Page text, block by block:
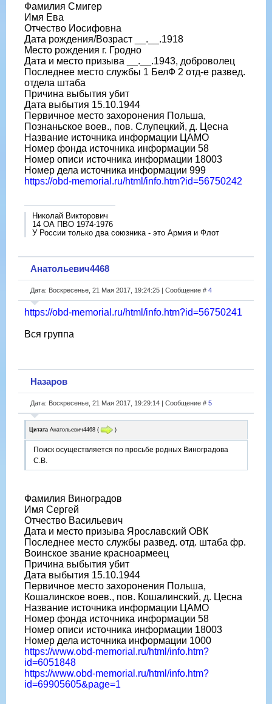
Фамилия Смигер
Имя Ева
Отчество Иосифовна
Дата рождения/Возраст __.__.1918
Место рождения г. Гродно
Дата и место призыва __.__.1943, доброволец
Последнее место службы 1 БелФ 2 отд-е развед.
отдела штаба
Причина выбытия убит
Дата выбытия 15.10.1944
Первичное место захоронения Польша,
Познаньское воев., пов. Слупецкий, д. Цесна
Название источника информации ЦАМО
Номер фонда источника информации 58
Номер описи источника информации 18003
Номер дела источника информации 999
https://obd-memorial.ru/html/info.htm?id=56750242
Николай Викторович
14 ОА ПВО 1974-1976
У России только два союзника - это Армия и Флот
Анатольевич4468
Дата: Воскресенье, 21 Мая 2017, 19:24:25 | Сообщение # 4
https://obd-memorial.ru/html/info.htm?id=56750241
Вся группа
Назаров
Дата: Воскресенье, 21 Мая 2017, 19:29:14 | Сообщение # 5
Цитата Анатольевич4468 ( )
Поиск осуществляется по просьбе родных Виноградова
С.В.
Фамилия Виноградов
Имя Сергей
Отчество Васильевич
Дата и место призыва Ярославский ОВК
Последнее место службы развед. отд. штаба фр.
Воинское звание красноармеец
Причина выбытия убит
Дата выбытия 15.10.1944
Первичное место захоронения Польша,
Кошалинское воев., пов. Кошалинский, д. Цесна
Название источника информации ЦАМО
Номер фонда источника информации 58
Номер описи источника информации 18003
Номер дела источника информации 1000
https://www.obd-memorial.ru/html/info.htm?
id=6051848
https://www.obd-memorial.ru/html/info.htm?
id=69905605&page=1